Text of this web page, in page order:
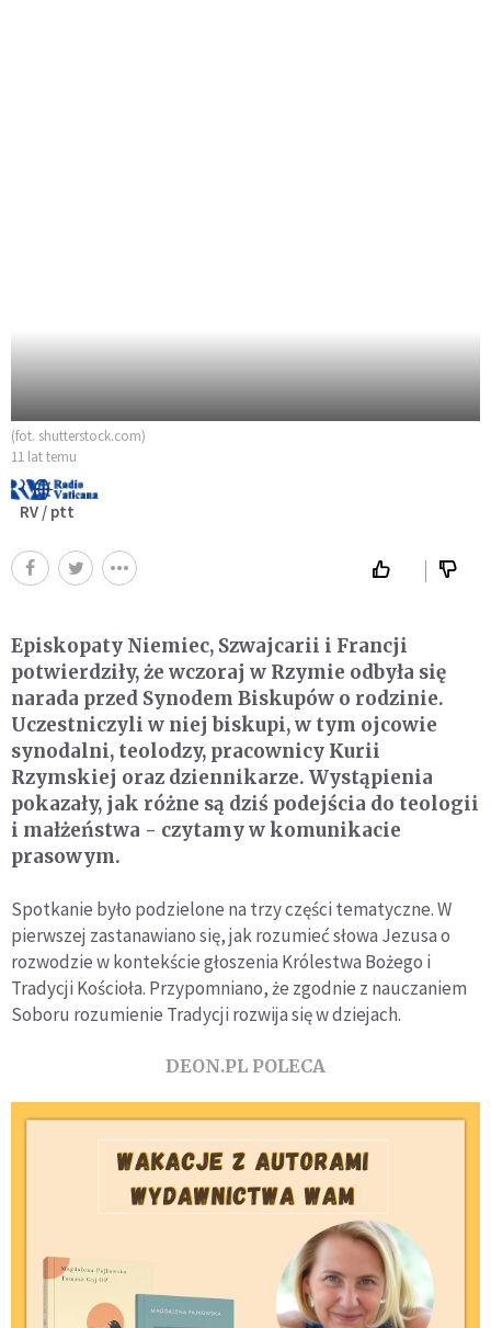
(fot. shutterstock.com)
11 lat temu
RV / ptt
Episkopaty Niemiec, Szwajcarii i Francji
potwierdziły, że wczoraj w Rzymie odbyła się
narada przed Synodem Biskupów o rodzinie.
Uczestniczyli w niej biskupi, w tym ojcowie
synodalni, teolodzy, pracownicy Kurii
Rzymskiej oraz dziennikarze. Wystąpienia
pokazały, jak różne są dziś podejścia do teologii
i małżeństwa - czytamy w komunikacie
prasowym.
Spotkanie było podzielone na trzy części tematyczne. W
pierwszej zastanawiano się, jak rozumieć słowa Jezusa o
rozwodzie w kontekście głoszenia Królestwa Bożego i
Tradycji Kościoła. Przypomniano, że zgodnie z nauczaniem
Soboru rozumienie Tradycji rozwija się w dziejach.
DEON.PL POLECA